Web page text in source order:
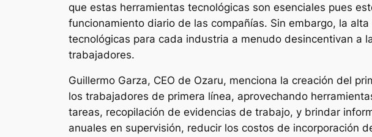
que estas herramientas tecnológicas son esenciales pues
funcionamiento diario de las compañías. Sin embargo, la
tecnológicas para cada industria a menudo desincentivan a
trabajadores.
Guillermo Garza, CEO de Ozaru, menciona la creación del
los trabajadores de primera línea, aprovechando
tareas, recopilación de evidencias de trabajo, y brindar
anuales en supervisión, reducir los costos de incorporación